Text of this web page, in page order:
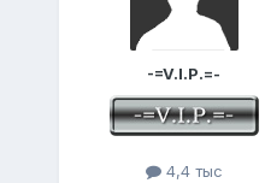
-=V.I.P.=-
4,4 тыс